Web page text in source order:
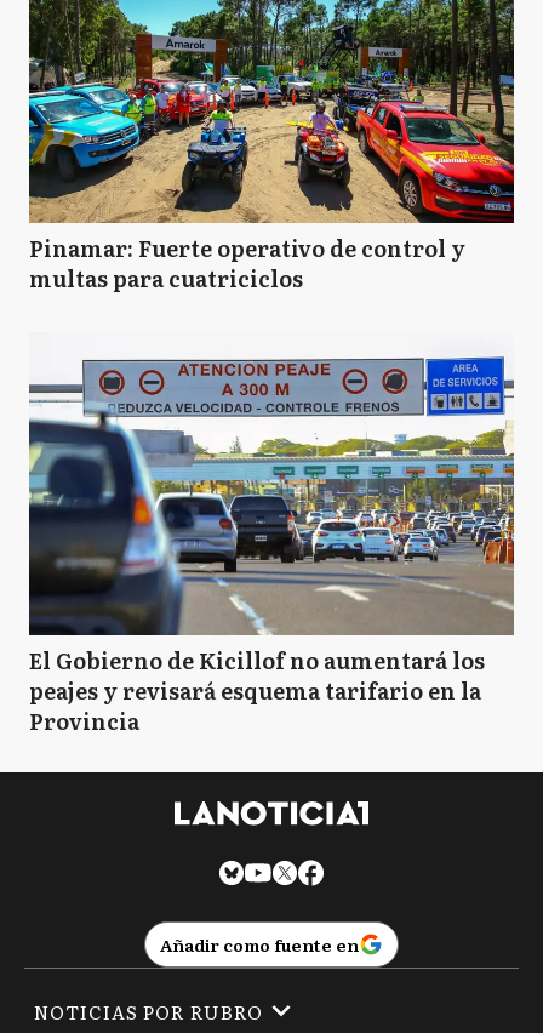
Pinamar: Fuerte operativo de control y
multas para cuatriciclos
El Gobierno de Kicillof no aumentará los
peajes y revisará esquema tarifario en la
Provincia
Añadir como fuente en
NOTICIAS POR RUBRO